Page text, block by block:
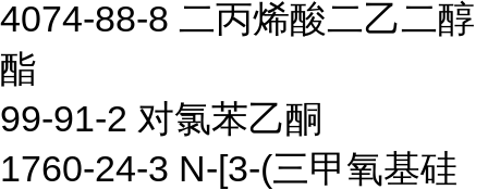
4074-88-8 二丙烯酸二乙二醇
酯
99-91-2 对氯苯乙酮
1760-24-3 N-[3-(三甲氧基硅